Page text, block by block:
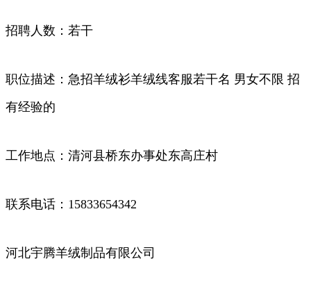
招聘人数：若干
职位描述：急招羊绒衫羊绒线客服若干名 男女不限 招
有经验的
工作地点：清河县桥东办事处东高庄村
联系电话：15833654342
河北宇腾羊绒制品有限公司